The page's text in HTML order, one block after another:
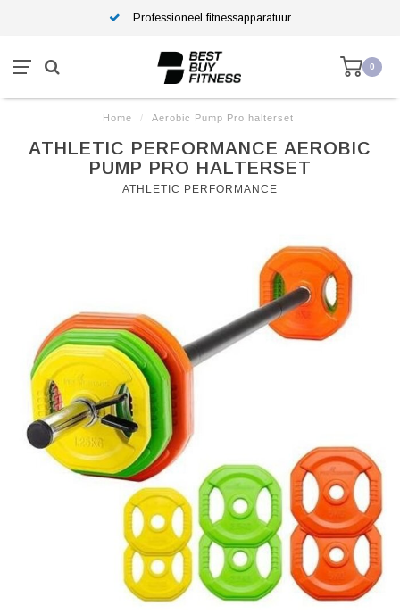
Professioneel fitnessapparatuur
0
Home / Aerobic Pump Pro halterset
ATHLETIC PERFORMANCE AEROBIC
PUMP PRO HALTERSET
ATHLETIC PERFORMANCE